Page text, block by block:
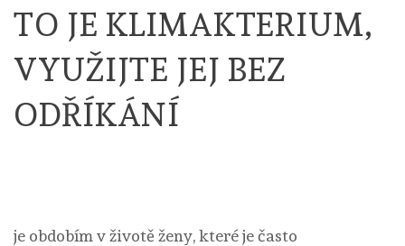
TO JE KLIMAKTERIUM,
VYUŽIJTE JEJ BEZ
ODŘÍKÁNÍ
je obdobím v životě ženy, které je často